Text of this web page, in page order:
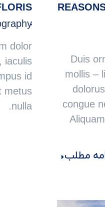
5
Duis
mollis –
congue
مطلب
dolor
iaculis
id
metus
nulla.